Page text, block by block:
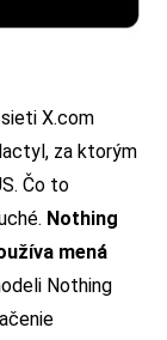
X.com
za ktorým
Čo to
Nothing
mená
Nothing